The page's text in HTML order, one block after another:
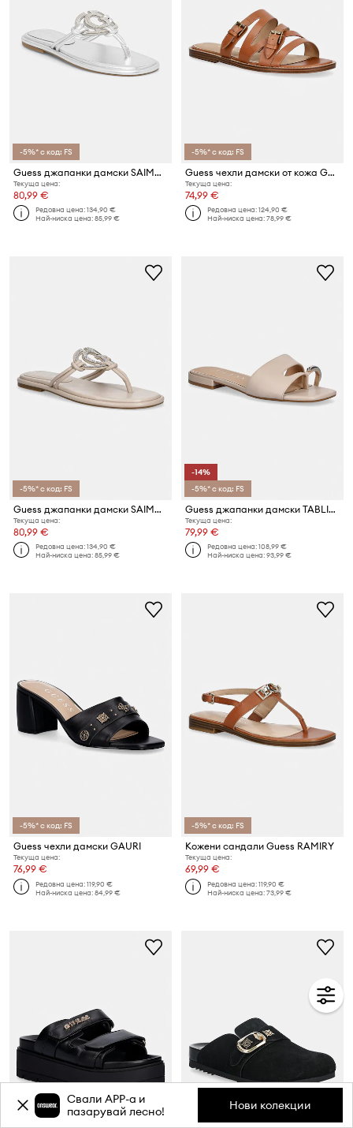
-5%* с код: FS
Guess джапанки дамски SAIMAS
Текуща цена:
80,99 €
Редовна цена:134,90 €
Най-ниска цена:85,99 €
-5%* с код: FS
Guess чехли дамски от кожа GRAYDEN
Текуща цена:
74,99 €
Редовна цена:124,90 €
Най-ниска цена:78,99 €
-5%* с код: FS
Guess джапанки дамски SAIMAS
Текуща цена:
80,99 €
Редовна цена:134,90 €
Най-ниска цена:85,99 €
-14%
-5%* с код: FS
Guess джапанки дамски TABLITA
Текуща цена:
79,99 €
Редовна цена:108,99 €
Най-ниска цена:93,99 €
-5%* с код: FS
Guess чехли дамски GAURI
Текуща цена:
76,99 €
Редовна цена:119,90 €
Най-ниска цена:84,99 €
-5%* с код: FS
Кожени сандали Guess RAMIRY
Текуща цена:
69,99 €
Редовна цена:119,90 €
Най-ниска цена:73,99 €
Свали APP-a и
пазарувай лесно!
Нови колекции